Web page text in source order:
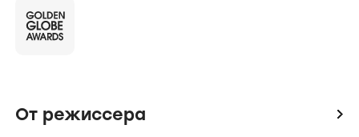
От режиссера icon